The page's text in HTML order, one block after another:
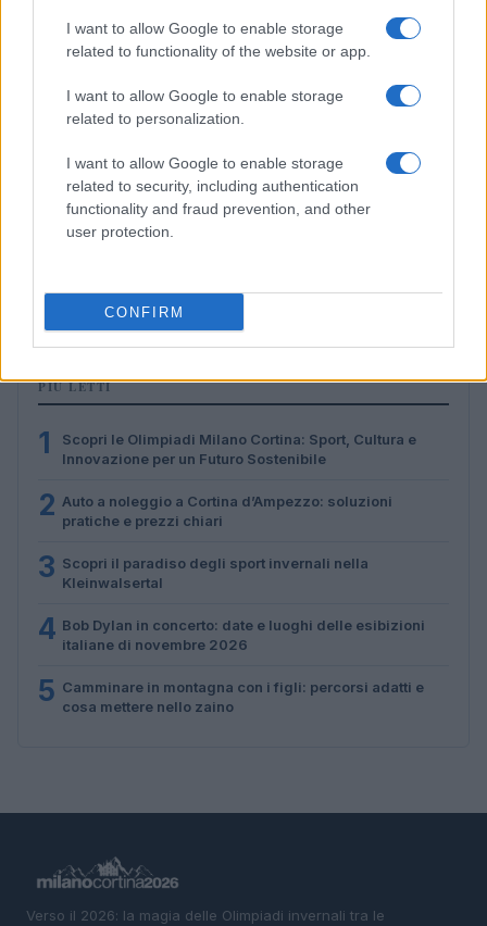
I want to allow Google to enable storage
related to functionality of the website or app.
I want to allow Google to enable storage
related to personalization.
I want to allow Google to enable storage
related to security, including authentication
functionality and fraud prevention, and other
user protection.
CONFIRM
Marco Tessari · 3 Ago 2026
PIÙ LETTI
1
Scopri le Olimpiadi Milano Cortina: Sport, Cultura e
Innovazione per un Futuro Sostenibile
2 Auto a noleggio a Cortina d’Ampezzo: soluzioni
pratiche e prezzi chiari
3 Scopri il paradiso degli sport invernali nella
Kleinwalsertal
4 Bob Dylan in concerto: date e luoghi delle esibizioni
italiane di novembre 2026
5 Camminare in montagna con i figli: percorsi adatti e
cosa mettere nello zaino
Verso il 2026: la magia delle Olimpiadi invernali tra le